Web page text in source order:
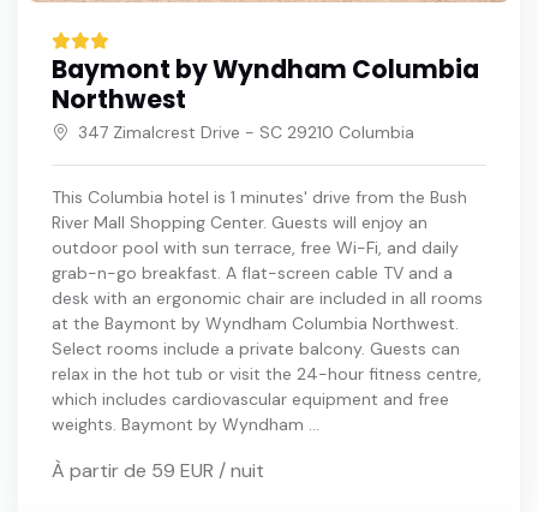
Baymont by Wyndham Columbia
Northwest
347 Zimalcrest Drive - SC 29210 Columbia
This Columbia hotel is 1 minutes' drive from the Bush
River Mall Shopping Center. Guests will enjoy an
outdoor pool with sun terrace, free Wi-Fi, and daily
grab-n-go breakfast. A flat-screen cable TV and a
desk with an ergonomic chair are included in all rooms
at the Baymont by Wyndham Columbia Northwest.
Select rooms include a private balcony. Guests can
relax in the hot tub or visit the 24-hour fitness centre,
which includes cardiovascular equipment and free
weights. Baymont by Wyndham ...
À partir de 59 EUR / nuit